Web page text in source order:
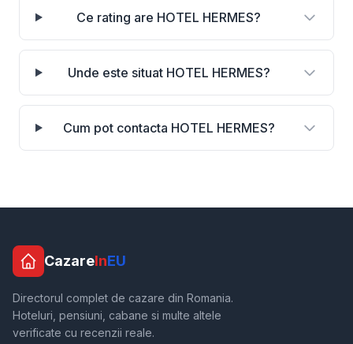
Ce rating are HOTEL HERMES?
Unde este situat HOTEL HERMES?
Cum pot contacta HOTEL HERMES?
CazareInEU
Directorul complet de cazare din Romania.
Hoteluri, pensiuni, cabane si multe altele
verificate cu recenzii reale.